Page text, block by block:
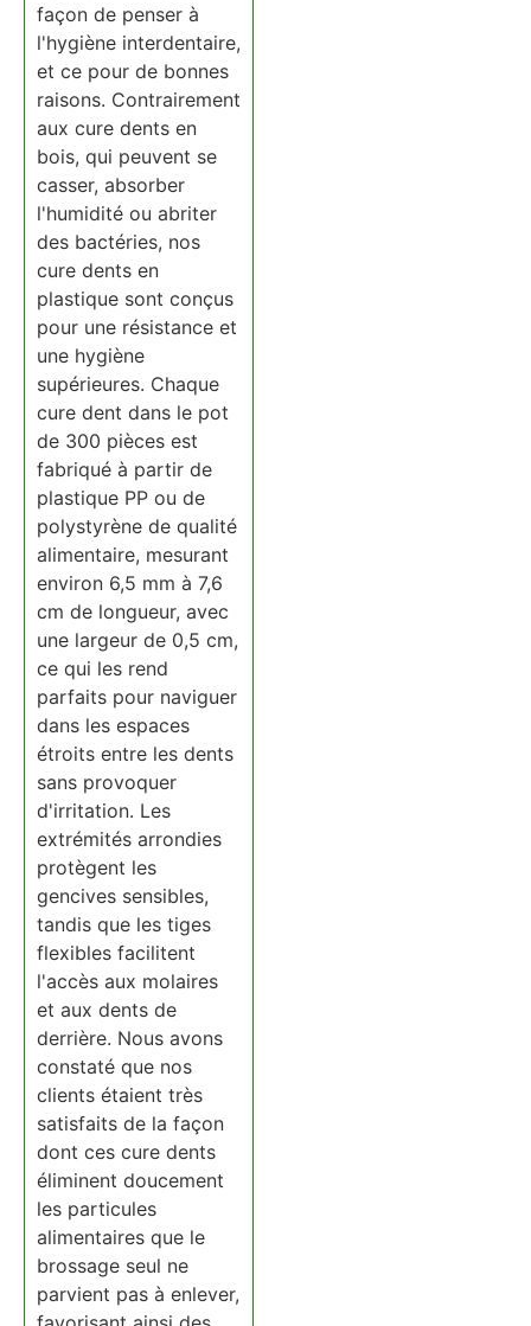
façon de penser à
l'hygiène interdentaire,
et ce pour de bonnes
raisons. Contrairement
aux cure dents en
bois, qui peuvent se
casser, absorber
l'humidité ou abriter
des bactéries, nos
cure dents en
plastique sont conçus
pour une résistance et
une hygiène
supérieures. Chaque
cure dent dans le pot
de 300 pièces est
fabriqué à partir de
plastique PP ou de
polystyrène de qualité
alimentaire, mesurant
environ 6,5 mm à 7,6
cm de longueur, avec
une largeur de 0,5 cm,
ce qui les rend
parfaits pour naviguer
dans les espaces
étroits entre les dents
sans provoquer
d'irritation. Les
extrémités arrondies
protègent les
gencives sensibles,
tandis que les tiges
flexibles facilitent
l'accès aux molaires
et aux dents de
derrière. Nous avons
constaté que nos
clients étaient très
satisfaits de la façon
dont ces cure dents
éliminent doucement
les particules
alimentaires que le
brossage seul ne
parvient pas à enlever,